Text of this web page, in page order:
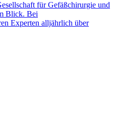
für Gefäßchirurgie und
Blick. Bei
Experten alljährlich über